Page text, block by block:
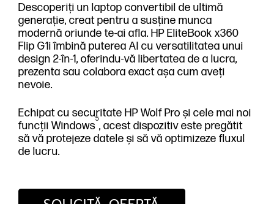
Descoperiți un laptop convertibil de ultimă
generație, creat pentru a susține munca
modernă oriunde te-ai afla. HP EliteBook x360
Flip G1i îmbină puterea AI cu versatilitatea unui
design 2-în-1, oferindu-vă libertatea de a lucra,
prezenta sau colabora exact așa cum aveți
nevoie.
Echipat cu securitate HP Wolf Pro și cele mai noi
funcții Windows
5
, acest dispozitiv este pregătit
să vă protejeze datele și să vă optimizeze fluxul
de lucru.